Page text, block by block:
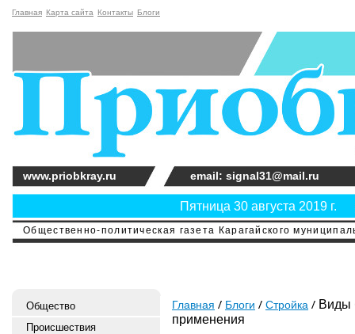
Главная Карта сайта Контакты Блоги
Общественно-политическая газета Карагайского
Пятница 30 августа 2019 г.
www.priobkray.ru email: signal31@mail.ru
Общество
Происшествия
Главная Блоги Стройка
Виды
применения